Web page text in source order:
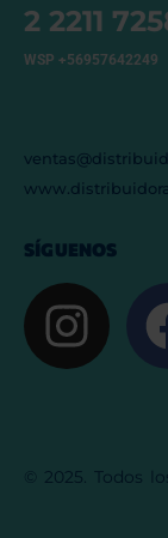
2 2211
WSP +56957642249
SÍGUENOS
© 2025. Todos